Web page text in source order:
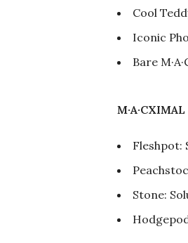
Cool
Iconic
Bare
Fleshpot:
Stone: